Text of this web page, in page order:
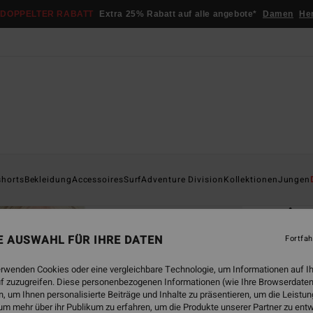
DOPPELTER RABATT Extra 25% Rabatt auf alle angebote* Damen
BekleidungAccessoiresSurfAdventure DivisionKollektionenJungen
ECO-
€
AUSWAHL FÜR IHRE DATEN
Cookies oder eine vergleichbare Technologie, um Informationen auf
zuzugreifen. Diese personenbezogenen Informationen (wie Ihre
um Ihnen personalisierte Beiträge und Inhalte zu präsentieren, um die
mehr über ihr Publikum zu erfahren, um die Produkte unserer Partner zu